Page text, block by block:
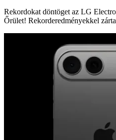
Rekordokat döntöget az LG
Őrület! Rekorderedményekkel